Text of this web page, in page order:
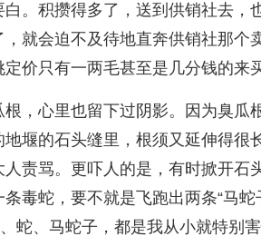
。积攒得多了，送到供销社去，
就会迫不及待地直奔供销社那个
价只有一两毛甚至是几分钱的来买
，心里也留下过阴影。因为臭瓜
堰的石头缝里，根须又延伸得很
责骂。更吓人的是，有时掀开石
毒蛇，要不就是飞跑出两条“马蛇
蛇、马蛇子，都是我从小就特别